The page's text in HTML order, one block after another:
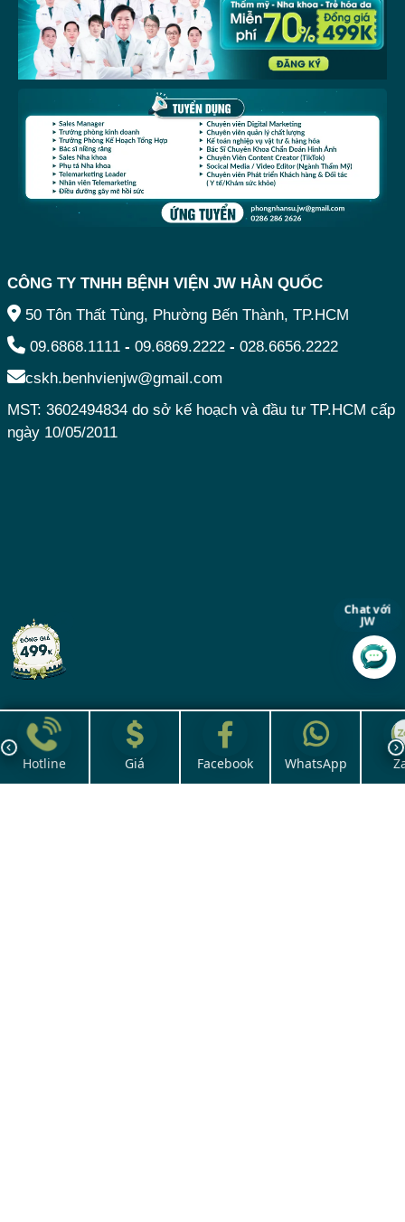
Hotline Giá Facebook WhatsApp
Chat với
JW
CÔNG TY TNHH BỆNH VIỆN JW HÀN QUỐC
50 Tôn Thất Tùng, Phường Bến Thành, TP.HCM
09.6868.1111 - 09.6869.2222 - 028.6656.2222
cskh.benhvienjw@gmail.com
MST: 3602494834 do sở kế hoạch và đầu tư TP.HCM cấp
ngày 10/05/2011